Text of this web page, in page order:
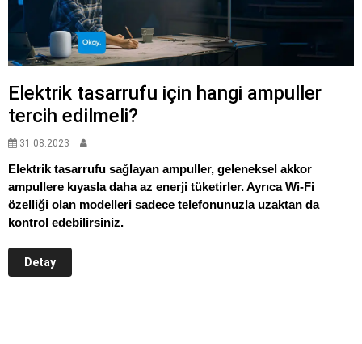
Elektrik tasarrufu için hangi ampuller
tercih edilmeli?
31.08.2023
Elektrik tasarrufu sağlayan ampuller, geleneksel akkor
ampullere kıyasla daha az enerji tüketirler. Ayrıca Wi-Fi
özelliği olan modelleri sadece telefonunuzla uzaktan da
kontrol edebilirsiniz.
Detay